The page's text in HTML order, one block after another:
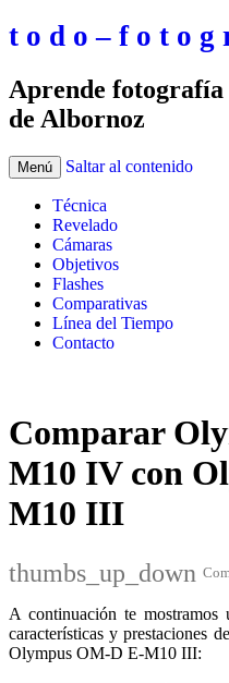
t o d o – f o t o g
Aprende
de Albornoz
Menú Saltar al contenido
Técnica
Revelado
Cámaras
Objetivos
Flashes
Comparativas
Línea del Tiempo
Contacto
Comparar
M10 IV con
M10 III
thumbs_up_down
A continuación te mostramos
características y
Olympus OM-D E-M10 III: